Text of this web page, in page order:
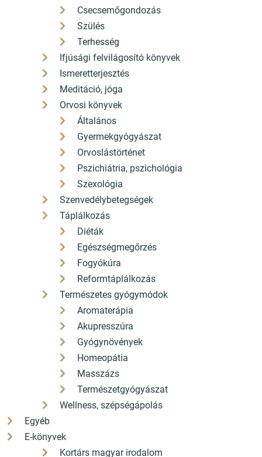
Csecsemőgondozás
Szülés
Terhesség
Ifjúsági felvilágosító könyvek
Ismeretterjesztés
Meditáció, jóga
Orvosi könyvek
Általános
Gyermekgyógyászat
Orvoslástörténet
Pszichiátria, pszichológia
Szexológia
Szenvedélybetegségek
Táplálkozás
Diéták
Egészségmegőrzés
Fogyókúra
Reformtáplálkozás
Természetes gyógymódok
Aromaterápia
Akupresszúra
Gyógynövények
Homeopátia
Masszázs
Természetgyógyászat
Wellness, szépségápolás
Egyéb
E-könyvek
Kortárs magyar irodalom
3 990 Ft
3 591Ft
Kedvezmény 399 Ft (10%)
ÁFÁ-val, Szállítási költségek
nélkül
Részletek
3 600
AKCIÓS
Ezt is túléltem -
Betegségem
naplója
4 800 Ft
4 320 Ft
Kedvezmény 480 Ft (10%)
ÁFÁ-val, Szállítási költségek
Jelenidő - Olvasó-
Kedvezmény 590 Ft (10%)
ÁFÁ-val, Szállítási költségek